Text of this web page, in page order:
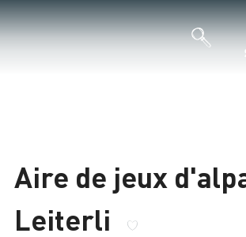
Aire de jeux
Leiterli